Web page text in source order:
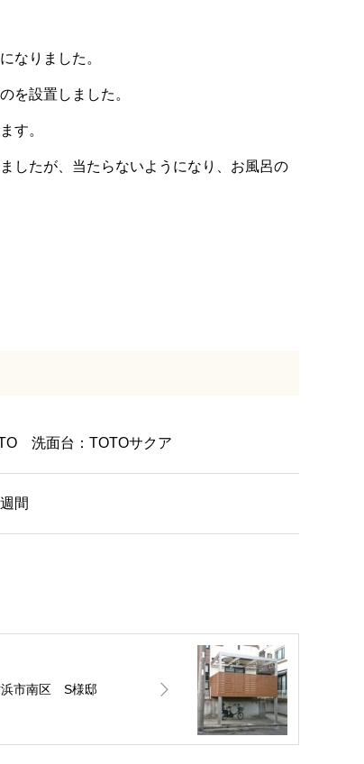
なりました。
を設置しました。
す。
したが、当たらないようになり、お風呂の
洗面台：TOTOサクア
間
市南区 S様邸